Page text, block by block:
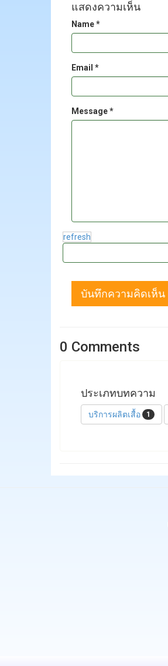
แสดงความเห็น
Name *
Email *
Message *
refresh
บันทึกความคิดเห็น
0 Comments
ประเภทบทความ
บริการผลิตเสื้อ 1